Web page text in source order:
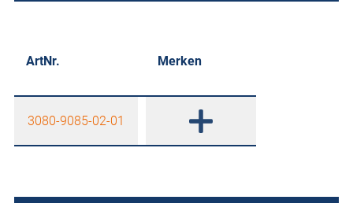
ArtNr. Merken
3080-9085-02-01